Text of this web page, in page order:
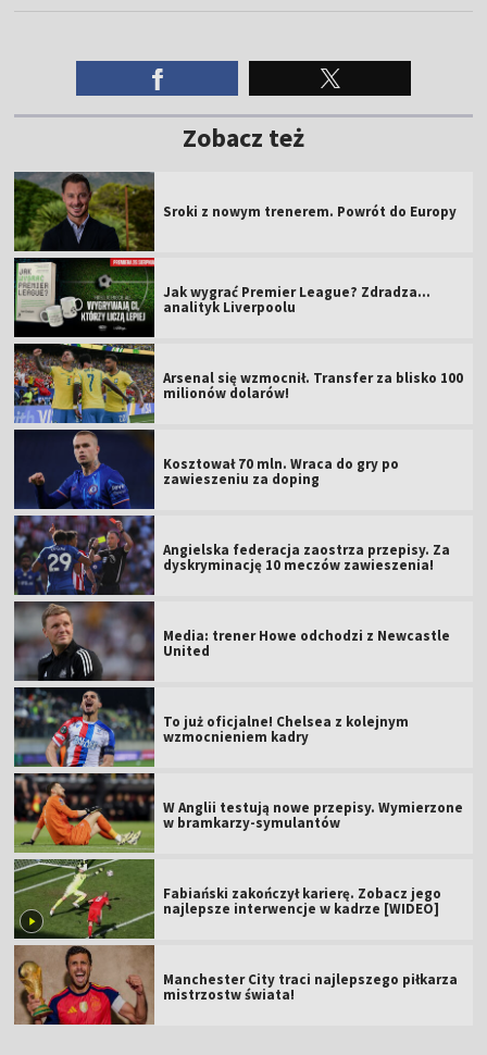
Zobacz też
Sroki z nowym trenerem. Powrót do Europy
Jak wygrać Premier League? Zdradza...
analityk Liverpoolu
Arsenal się wzmocnił. Transfer za blisko 100
milionów dolarów!
Kosztował 70 mln. Wraca do gry po
zawieszeniu za doping
Angielska federacja zaostrza przepisy. Za
dyskryminację 10 meczów zawieszenia!
Media: trener Howe odchodzi z Newcastle
United
To już oficjalne! Chelsea z kolejnym
wzmocnieniem kadry
W Anglii testują nowe przepisy. Wymierzone
w bramkarzy-symulantów
Fabiański zakończył karierę. Zobacz jego
najlepsze interwencje w kadrze [WIDEO]
Manchester City traci najlepszego piłkarza
mistrzostw świata!